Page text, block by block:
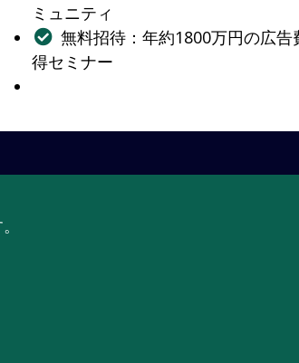
ミュニティ
無料招待：年約1800万円の広告
得セミナー